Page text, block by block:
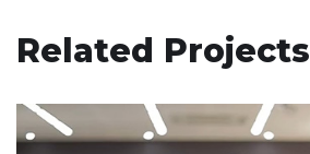
Related Projects